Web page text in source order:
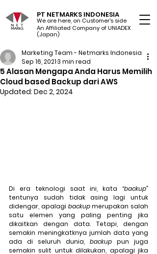
PT NETMARKS INDONESIA
We are here, on Customer's side
An Affiliated Company of UNIADEX Ltd.
(Japan)
5 Alasan Mengapa Anda Harus Memilih
Cloud based Backup dari AWS
Marketing Team - Netmarks Indonesia
Sep 16, 20213 min read
Updated: Dec 2, 2024
Di era teknologi saat ini, kata “backup”
tentunya sudah tidak asing lagi untuk
didengar, apalagi backup merupakan salah
satu elemen yang paling penting jika
dikaitkan dengan data. Tetapi, dengan
semakin meningkatknya jumlah data yang
ada di seluruh dunia, backup pun juga